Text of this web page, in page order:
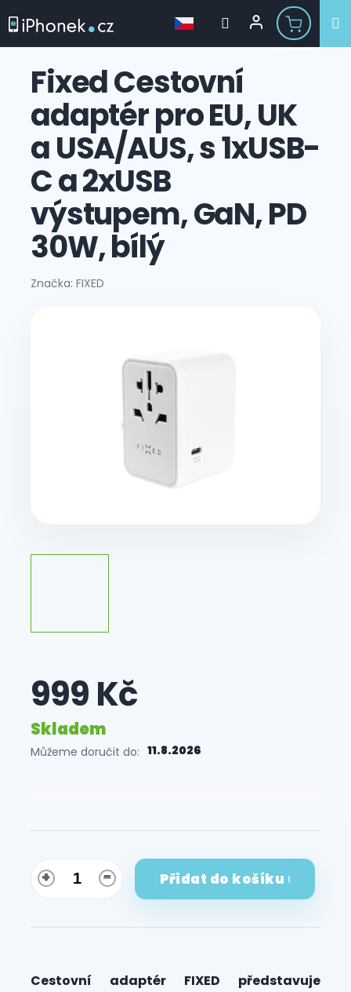
Fixed Cestovní
adaptér pro EU, UK
a USA/AUS, s 1xUSB-
C a 2xUSB
výstupem, GaN, PD
30W, bílý
Značka: FIXED
999 Kč
Skladem
Můžeme doručit do: 11.8.2026
Přidat do košíku
Cestovní adaptér FIXED představuje